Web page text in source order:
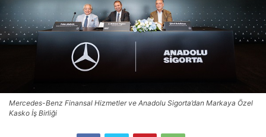
Mercedes-Benz Finansal Hizmetler ve Anadolu Sigorta’dan Markaya Özel
Kasko İş Birliği